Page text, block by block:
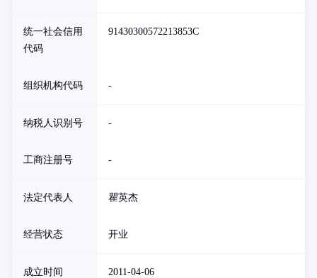
统一社会信用
代码
91430300572213853C
组织机构代码 -
纳税人识别号 -
工商注册号 -
法定代表人 瞿英杰
经营状态 开业
成立时间 2011-04-06